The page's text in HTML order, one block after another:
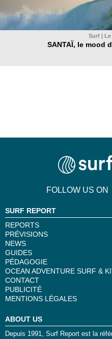
Surf | Le
SANTAÏ, le mood
FOLLOW US ON
SURF REPORT
REPORTS
PRÉVISIONS
NEWS
GUIDES
PÉDAGOGIE
OCEAN ADVENTURE SURF &
CONTACT
PUBLICITÉ
MENTIONS LÉGALES
ABOUT US
Depuis 1991, Surf Report est la